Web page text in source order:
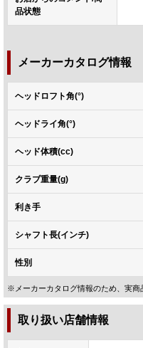
品状態
メーカーカタログ情報
ヘッドロフト角(°)
ヘッドライ角(°)
ヘッド体積(cc)
クラブ重量(g)
利き手
シャフト長(インチ)
性別
※メーカーカタログ情報のため、実商
取り扱い店舗情報